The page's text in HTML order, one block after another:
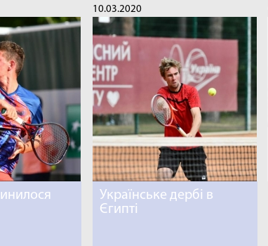
10.03.2020
Українське дербі в
Єгипті